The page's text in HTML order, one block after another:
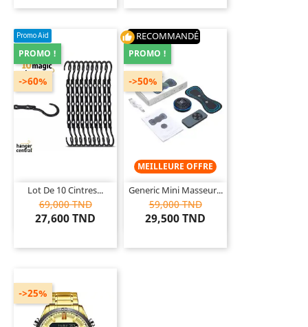
Promo Aid
Lot De 10 Cintres...
69,000 TND
27,600 TND
PROMO !
->60%
thumb_up RECOMMANDÉ
MEILLEURE OFFRE
Generic Mini Masseur...
59,000 TND
29,500 TND
PROMO !
->50%
->25%